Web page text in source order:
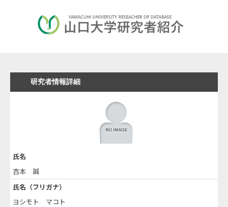
研究者情報詳細
氏名
吉本 誠
氏名（フリガナ）
ヨシモト マコト